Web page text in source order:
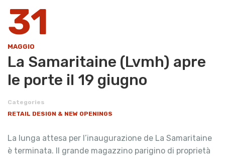
31
MAGGIO
La Samaritaine (Lvmh) apre
le porte il 19 giugno
Categories
RETAIL DESIGN & NEW OPENINGS
La lunga attesa per l’inaugurazione de La Samaritaine
è terminata. Il grande magazzino parigino di proprietà